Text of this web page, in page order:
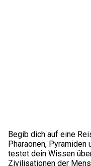
Begib dich auf eine
Pharaonen, Pyramiden
testet dein Wissen
Zivilisationen der